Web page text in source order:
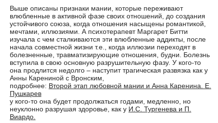
Выше описаны признаки мании, которые переживают
влюбленные в активной фазе своих отношений, до создания
устойчивого союза, когда отношения насыщены романтикой,
мечтами, иллюзиями. А психотерапевт Маргарет Битти
изучала с чем сталкиваются эти влюбленные аддикты, после
начала совместной жизни т.е., когда иллюзии переходят в
болезненные, травматизирующие отношения, будни. Болезнь
вступила в свою основную разрушительную фазу. У кого-то
она продлится недолго – наступит трагическая развязка как у
Анны Карениной с Вронским,
подробнее: Второй этап любовной мании и Анна Каренина. Е.
Пушкарев
у кого-то она будет продолжаться годами, медленно, но
неуклонно разрушая здоровье, как у И.С. Тургенева и П.
Виардо.